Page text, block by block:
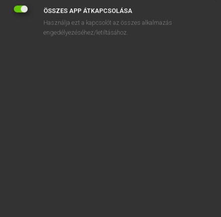
Bureau Benelux des marques
bureau centralisateur
ÖSSZES APP ÁTKAPCSOLÁSA
Használja ezt a kapcsolót az összes alkalmazás
engedélyezéséhez/letiltásához.